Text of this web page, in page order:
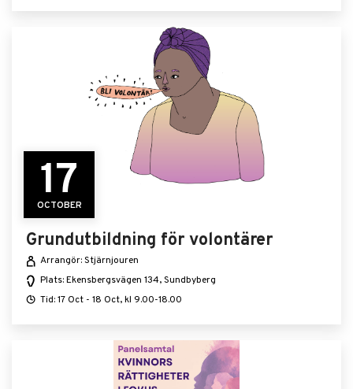
17
OCTOBER
Grundutbildning för volontärer
Arrangör: Stjärnjouren
Plats: Ekensbergsvägen 134, Sundbyberg
Tid: 17 Oct - 18 Oct, kl 9.00-18.00